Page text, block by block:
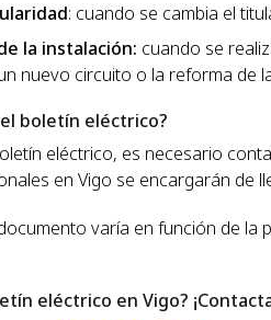
: cuando se cambia el
la instalación: cuando se
nuevo circuito o la reforma de
boletín eléctrico?
eléctrico, es necesario
en Vigo se encargarán de
varía en función de
eléctrico en Vigo?